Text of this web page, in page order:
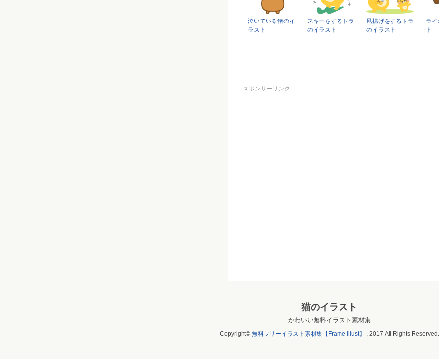
泣いている猪のイ
ラスト
スキーをするトラ
のイラスト
凧揚げをするトラ
のイラスト
ラ
ト
スポンサーリンク
猫のイラスト
かわいい無料イラスト素材集
Copyright© 無料フリーイラスト素材集【Frame illust】 , 2017 All Rights Reserved.